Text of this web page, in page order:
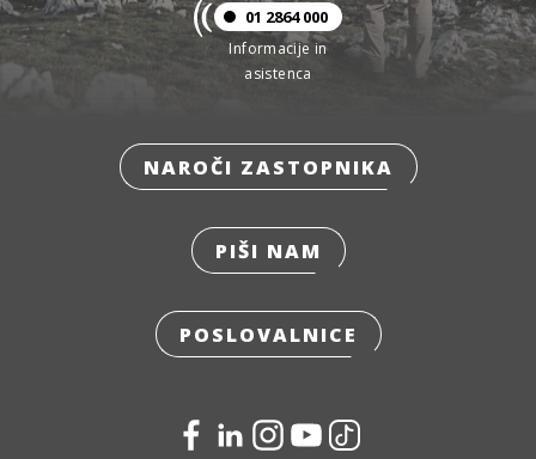
01 2864 000
Informacije in
asistenca
NAROČI ZASTOPNIKA
PIŠI NAM
POSLOVALNICE